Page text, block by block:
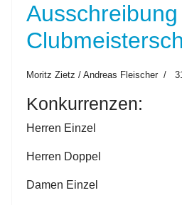
Ausschreibung
Moritz Zietz / Andreas Fleischer
Konkurrenzen:
Herren Einzel
Herren Doppel
Damen Einzel